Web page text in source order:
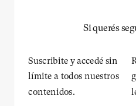
Si querés
Suscribite y accedé sin
límite a todos nuestros
contenidos.